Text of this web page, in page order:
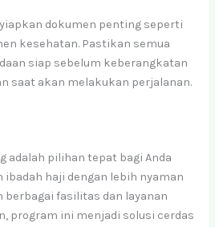
dokumen penting seperti
kesehatan. Pastikan semua
siap sebelum keberangkatan
saat akan melakukan perjalanan.
adalah pilihan tepat bagi Anda
haji dengan lebih nyaman
berbagai fasilitas dan layanan
program ini menjadi solusi cerdas